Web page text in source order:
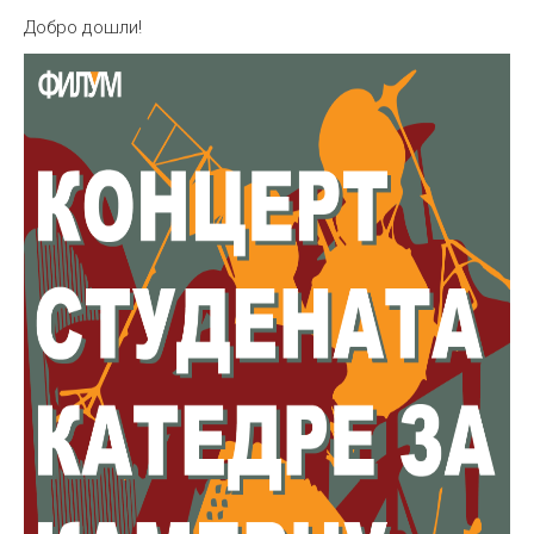
Добро дошли!